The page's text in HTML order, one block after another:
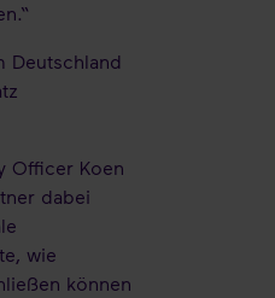
Deutschland
Officer Koen
dabei
wie
können​​